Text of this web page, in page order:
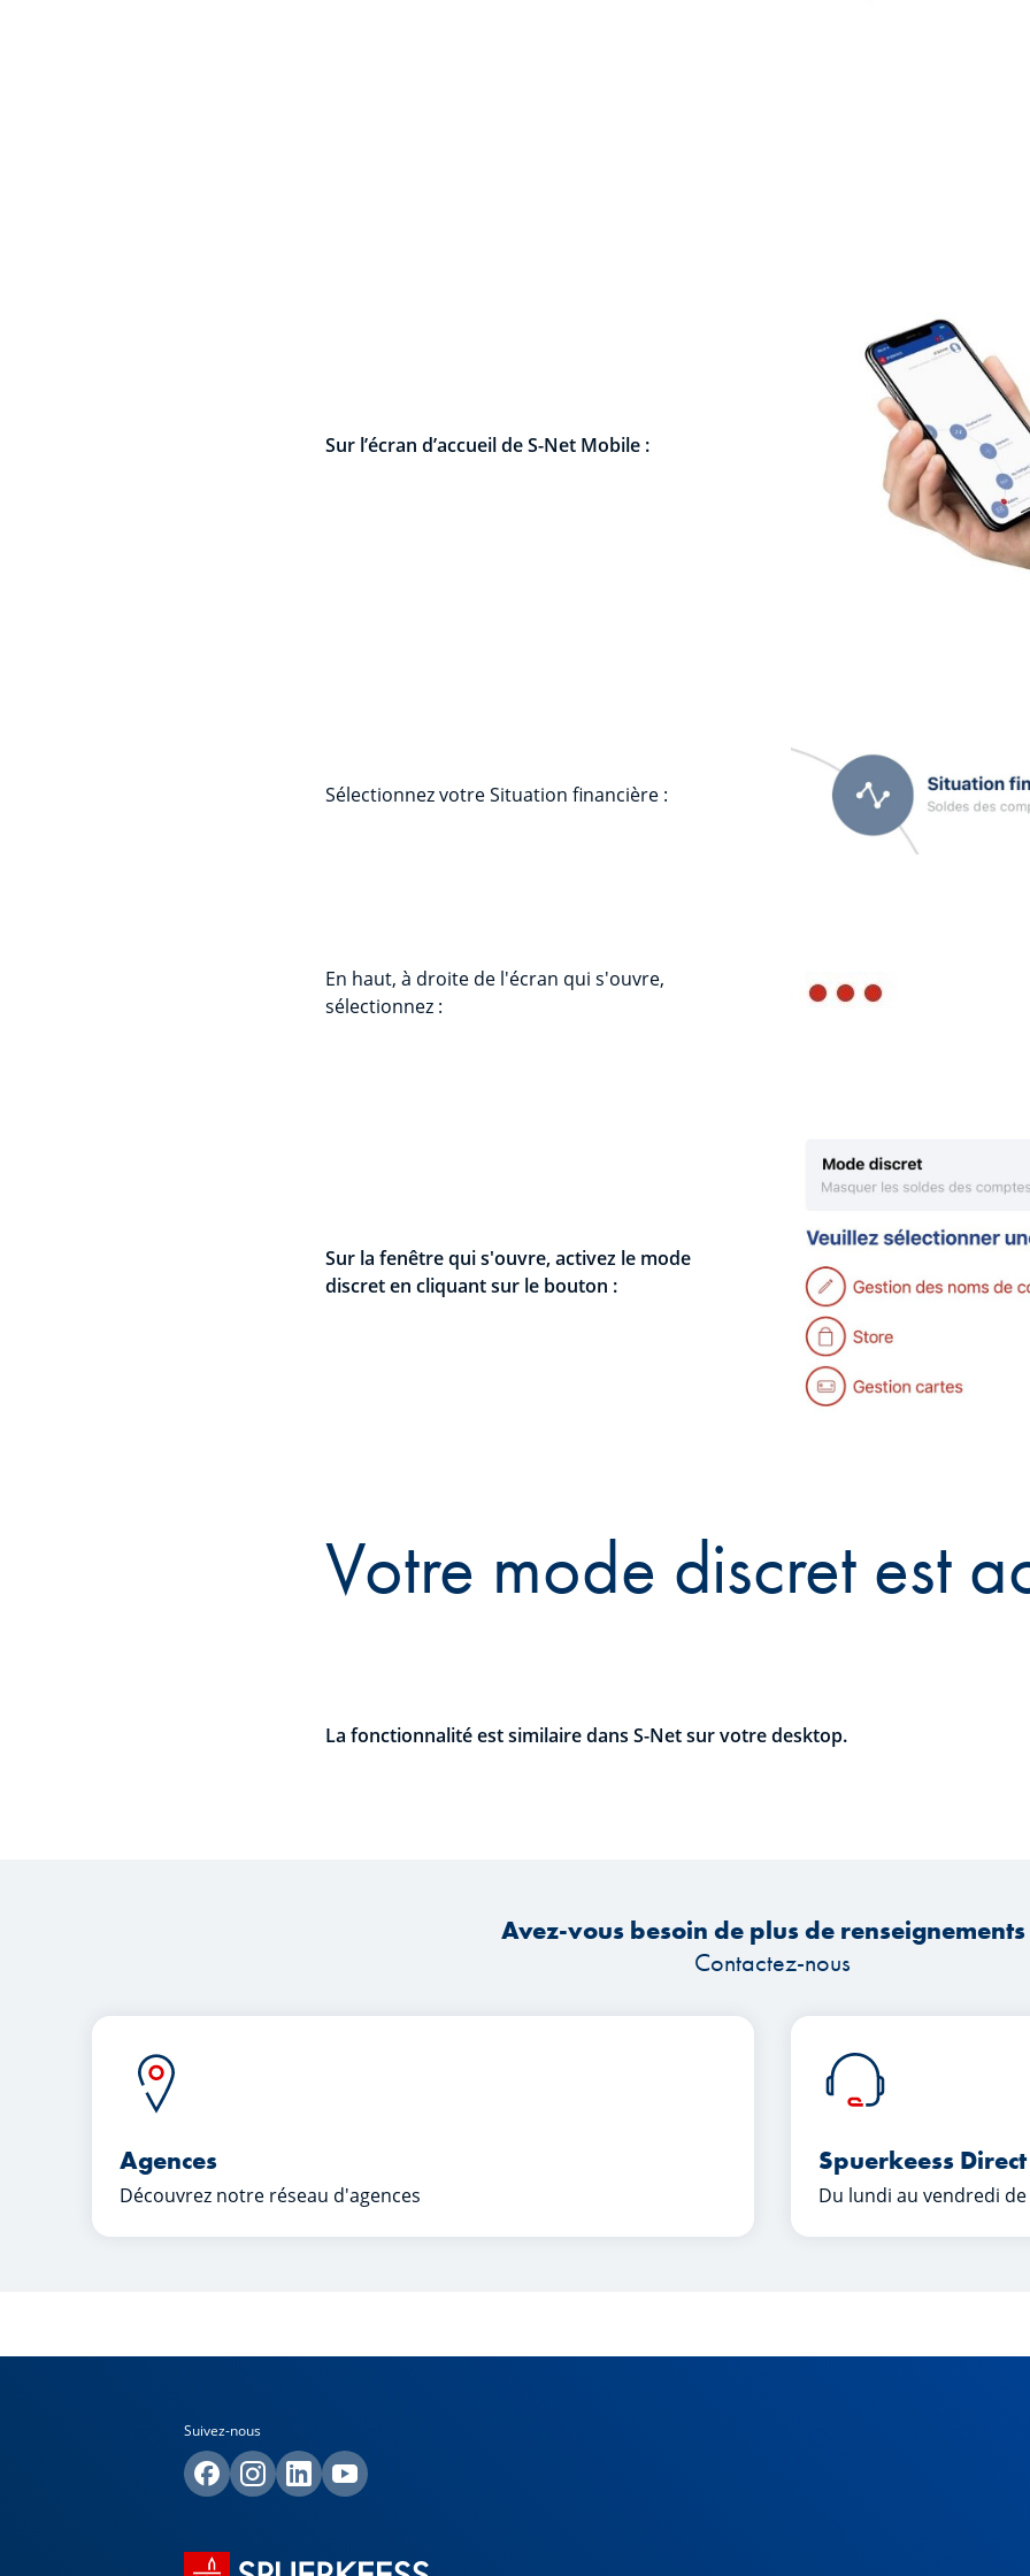
Sur l’écran d’accueil de S-Net Mobile :
Sélectionnez votre Situation financière :
En haut, à droite de l'écran qui s'ouvre,
sélectionnez :
Sur la fenêtre qui s'ouvre, activez le mode
discret en cliquant sur le bouton :
Votre mode discret est
La fonctionnalité est similaire dans S-Net sur votre desktop.
Avez-vous besoin de plus de renseignements
Contactez-nous
Agences
Découvrez notre réseau d'agences
Spuerkeess Direct
Du lundi au vendredi de
Suivez-nous